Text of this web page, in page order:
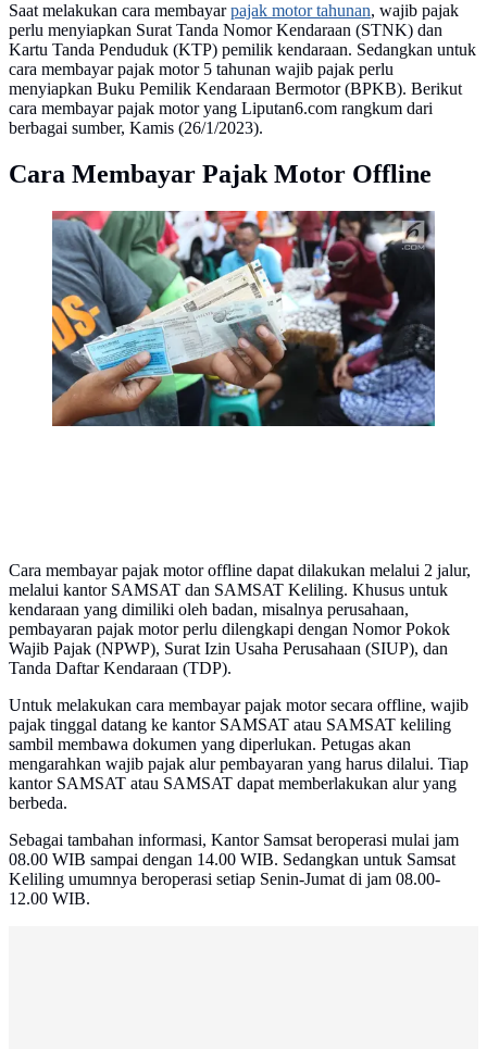
Saat melakukan cara membayarpajak motor tahunan, wajib pajak
perlu menyiapkan Surat Tanda Nomor Kendaraan (STNK) dan
Kartu Tanda Penduduk (KTP) pemilik kendaraan. Sedangkan untuk
cara membayar pajak motor 5 tahunan wajib pajak perlu
menyiapkan Buku Pemilik Kendaraan Bermotor (BPKB). Berikut
cara membayar pajak motor yang Liputan6.com rangkum dari
berbagai sumber, Kamis (26/1/2023).
Cara Membayar Pajak Motor Offline
Warga menunjukkan STNK yang baru diperpanjang di
gerai Samsat Keliling Car Free Day, Jakarta, Minggu
(21/10). Layanan pembayaran pajak Surat Tanda
Nomor Kendaraan (STNK) bisa dilakukan tanpa
membawa salinan atau BPKB. (Liputan6.com/Angga
Yuniar)
Cara membayar pajak motor offline dapat dilakukan melalui 2 jalur,
melalui kantor SAMSAT dan SAMSAT Keliling. Khusus untuk
kendaraan yang dimiliki oleh badan, misalnya perusahaan,
pembayaran pajak motor perlu dilengkapi dengan Nomor Pokok
Wajib Pajak (NPWP), Surat Izin Usaha Perusahaan (SIUP), dan
Tanda Daftar Kendaraan (TDP).
Untuk melakukan cara membayar pajak motor secara offline, wajib
pajak tinggal datang ke kantor SAMSAT atau SAMSAT keliling
sambil membawa dokumen yang diperlukan. Petugas akan
mengarahkan wajib pajak alur pembayaran yang harus dilalui. Tiap
kantor SAMSAT atau SAMSAT dapat memberlakukan alur yang
berbeda.
Sebagai tambahan informasi, Kantor Samsat beroperasi mulai jam
08.00 WIB sampai dengan 14.00 WIB. Sedangkan untuk Samsat
Keliling umumnya beroperasi setiap Senin-Jumat di jam 08.00-
12.00 WIB.